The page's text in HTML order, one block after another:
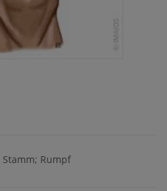
Stamm; Rumpf